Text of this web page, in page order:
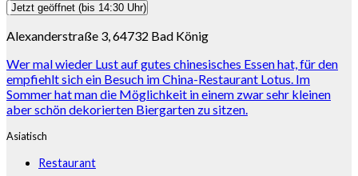
Jetzt geöffnet (bis 14:30 Uhr)
Alexanderstraße 3, 64732 Bad König
Wer mal wieder Lust auf gutes chinesisches Essen hat, für den
empfiehlt sich ein Besuch im China-Restaurant Lotus. Im
Sommer hat man die Möglichkeit in einem zwar sehr kleinen
aber schön dekorierten Biergarten zu sitzen.
Asiatisch
Restaurant